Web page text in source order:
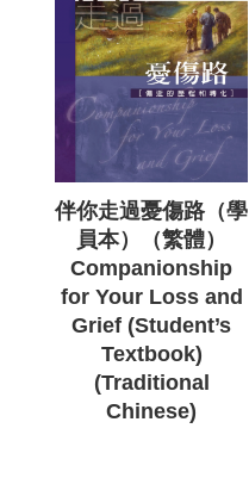
伴你走過憂傷路（學
員本）（繁體）
Companionship
for Your Loss and
Grief (Student’s
Textbook)
(Traditional
Chinese)